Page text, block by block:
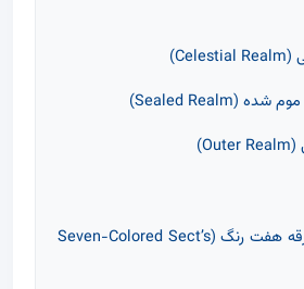
1. دنیای غار فرقه هفت رنگ (Seven-Colored Sect’s